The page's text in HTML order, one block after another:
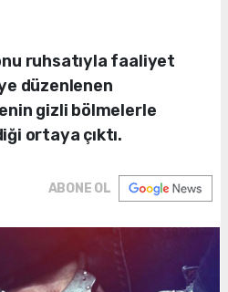
ruhsatıyla faaliyet
düzenlenen
gizli bölmelerle
ortaya çıktı.
ABONE OL